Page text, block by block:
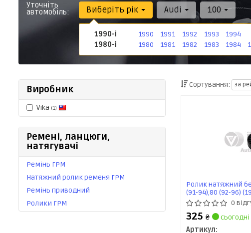
Уточніть
автомобіль: Виберіть рік
1990-і 1990 1991 1992 1993
1994
1980-і
1980 1981 1982 1983 1984
Audi 100
Виробник
Vika (1)
Ремені, ланцюги,
натягувачі
Ремінь ГРМ
Натяжний ролик ременя ГРМ
Ремінь приводний
Ролики ГРМ
Сортування: за
Ролик натяжний
(91-94),80 (92-96)
0
325 ₴
сьогодні
Артикул: